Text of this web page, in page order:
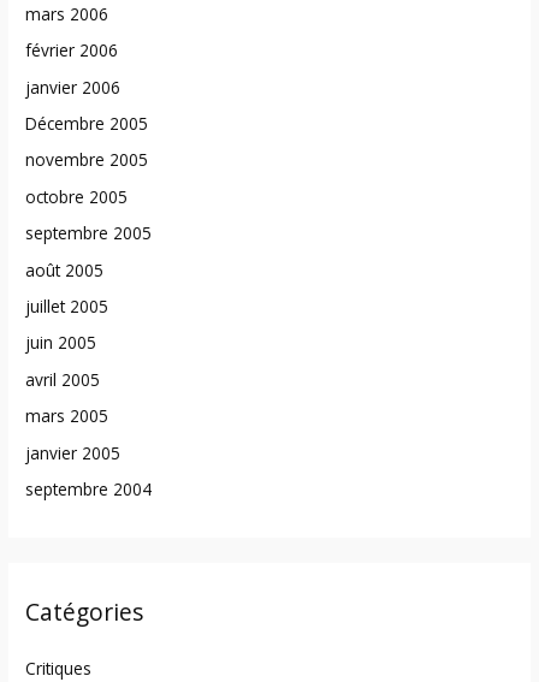
mars 2006
février 2006
janvier 2006
Décembre 2005
novembre 2005
octobre 2005
septembre 2005
août 2005
juillet 2005
juin 2005
avril 2005
mars 2005
janvier 2005
septembre 2004
Catégories
Critiques